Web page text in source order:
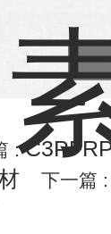
:
下一篇